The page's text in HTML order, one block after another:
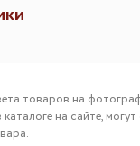
товаров на
на сайте,